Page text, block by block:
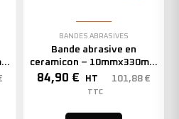
BANDES ABRASIVES
Bande abrasive en
ceramicon – 10mmx330mm
– Grain 80 – 333003 (x50)
84,90 € HT 101,88 €
TTC